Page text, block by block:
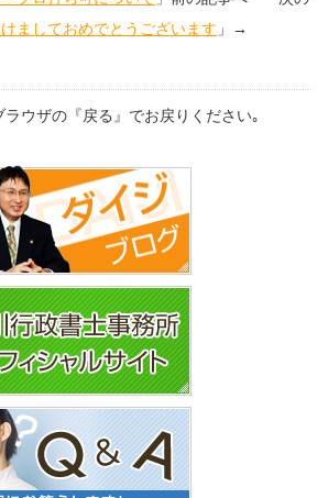
ましておめでとうございます 」→
ウザの『戻る』でお戻りください｡